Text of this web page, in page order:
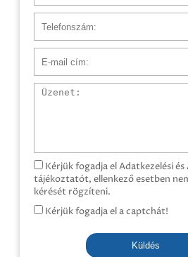
Üzenet
Kérjük fogadja el Adatkezelési
tájékoztatót, ellenkező esetben
kérését rögzíteni.
Kérjük fogadja el a captchát!
Küldés